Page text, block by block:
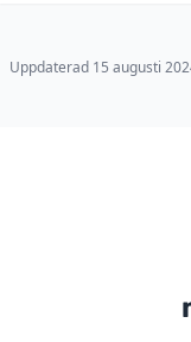
Uppdaterad 15 augusti